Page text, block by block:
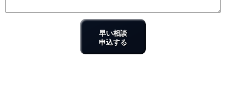
早い相談
申込する